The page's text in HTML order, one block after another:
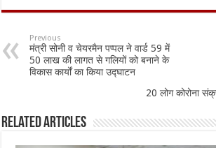
e
b
o
o
at
sA
p
p
ai
l
ar
e
Previous
मंत्री सोनी व चेयरमैन पप्पल ने वार्ड 59 में
50 लाख की लागत से गलियों को बनाने के
विकास कार्यों का किया उद्घाटन
20 लोग कोरोना
Related Articles